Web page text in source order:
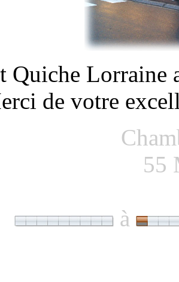
Quiche Lorraine
de votre
55
à